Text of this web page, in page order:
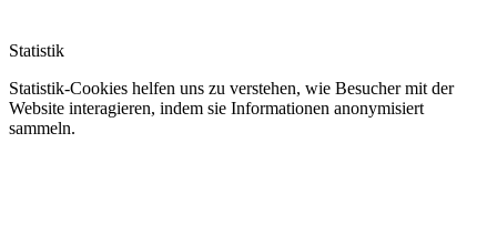
Statistik
Statistik-Cookies helfen uns zu verstehen, wie Besucher mit der
Website interagieren, indem sie Informationen anonymisiert
sammeln.